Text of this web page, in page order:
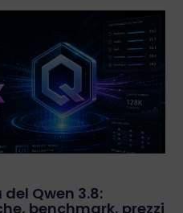
Qwen 3.8:
benchmark, prezzi